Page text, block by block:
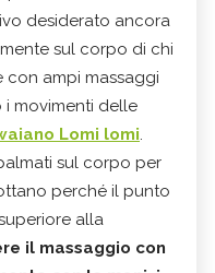
desiderato ancora
sul corpo di chi
con ampi massaggi
movimenti delle
Lomi lomi.
sul corpo per
perché il punto
alla
il massaggio con